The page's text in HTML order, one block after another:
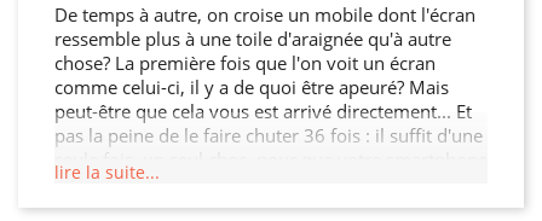
De temps à autre, on croise un mobile dont l'écran
ressemble plus à une toile d'araignée qu'à autre
chose? La première fois que l'on voit un écran
comme celui-ci, il y a de quoi être apeuré? Mais
peut-être que cela vous est arrivé directement... Et
pas la peine de le faire chuter 36 fois : il suffit d'une
seule fois, un seul choc, pour que votre smartphone
soit irrémédiablement abîmé? Peu de temps après
avoir été acheté, environ 10 % des téléphones
lire la suite...